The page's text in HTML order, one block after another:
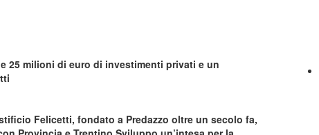
25 milioni di euro di investimenti privati e un
Felicetti, fondato a Predazzo oltre un secolo fa,